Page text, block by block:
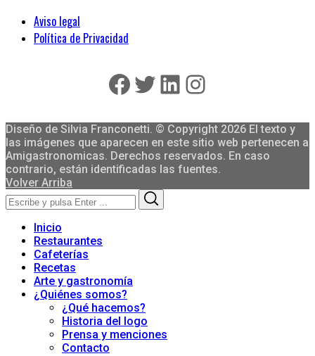
Aviso legal
Política de Privacidad
Facebook
Twitter
LinkedIn
Instagram
Diseño de Silvia Franconetti. © Copyright 2026 El texto y
las imágenes que aparecen en este sitio web pertenecen a
Amigastronomicas. Derechos reservados. En caso
contrario, están identificadas las fuentes.
Volver Arriba
Search
for:
Inicio
Restaurantes
Cafeterías
Recetas
Arte y gastronomía
¿Quiénes somos?
¿Qué hacemos?
Historia del logo
Prensa y menciones
Contacto